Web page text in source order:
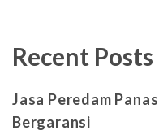
Recent Posts
Jasa Peredam
Bergaransi